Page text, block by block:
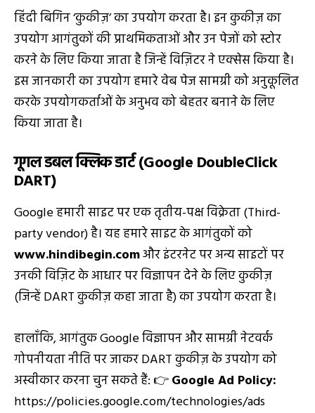
हिंदी बिगिन ‘कुकीज़’ का उपयोग करता है। इन कुकीज़ का
उपयोग आगंतुकों की प्राथमिकताओं और उन पेजों को स्टोर
करने के लिए किया जाता है जिन्हें विज़िटर ने एक्सेस किया है।
इस जानकारी का उपयोग हमारे वेब पेज सामग्री को अनुकूलित
करके उपयोगकर्ताओं के अनुभव को बेहतर बनाने के लिए
किया जाता है।
गूगल डबल क्लिक डार्ट (Google DoubleClick
DART)
Google हमारी साइट पर एक तृतीय-पक्ष विक्रेता (Third-
party vendor) है। यह हमारे साइट के आगंतुकों को
www.hindibegin.comऔर इंटरनेट पर अन्य साइटों पर
उनकी विज़िट के आधार पर विज्ञापन देने के लिए कुकीज़
(जिन्हें DART कुकीज़ कहा जाता है) का उपयोग करता है।
हालाँकि, आगंतुक Google विज्ञापन और सामग्री नेटवर्क
गोपनीयता नीति पर जाकर DART कुकीज़ के उपयोग को
अस्वीकार करना चुन सकते हैं: 👉Google Ad Policy:
https://policies.google.com/technologies/ads